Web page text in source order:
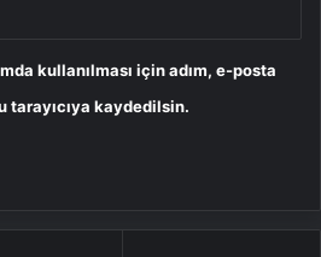
kullanılması için adım, e-posta
tarayıcıya kaydedilsin.